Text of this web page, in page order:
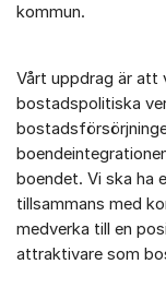
kommun.
Vårt uppdrag är att
bostadspolitiska
boendet. Vi ska ha
tillsammans med
medverka till en
attraktivare som